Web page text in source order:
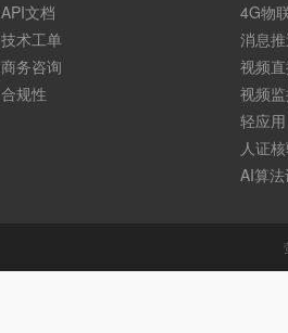
API文档
技术工单
商务咨询
合规性
4G物
消息
视频
视频
轻应用
人证
AI算